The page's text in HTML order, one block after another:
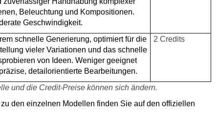
Beleuchtung und Kompositionen.
Geschwindigkeit.
schnelle Generierung, optimiert für die
vieler Variationen und das schnelle
von Ideen. Weniger geeignet
detailorientierte Bearbeitungen.
2 Credits
und die Credit-Preise können sich ändern.
den einzelnen Modellen finden Sie auf den offiziellen